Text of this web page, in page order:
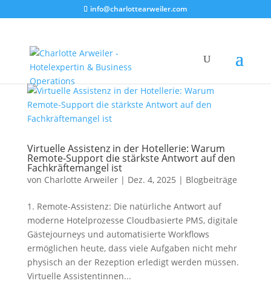
info@charlottearweiler.com
Virtuelle Assistenz in der Hotellerie: Warum
Remote-Support die stärkste Antwort auf den
Fachkräftemangel ist
von Charlotte Arweiler| Dez. 4, 2025 | Blogbeiträge
1. Remote-Assistenz: Die natürliche Antwort auf
moderne Hotelprozesse Cloudbasierte PMS, digitale
Gästejourneys und automatisierte Workflows
ermöglichen heute, dass viele Aufgaben nicht mehr
physisch an der Rezeption erledigt werden müssen.
Virtuelle Assistentinnen...